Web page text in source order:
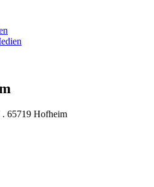
. 65719 Hofheim